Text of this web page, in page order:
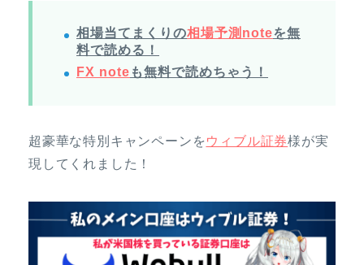
相場当てまくりの相場予測noteを無
料で読める！
FX note も無料で読めちゃう！
超豪華な特別キャンペーンを ウィブル証券様が実
現してくれました！